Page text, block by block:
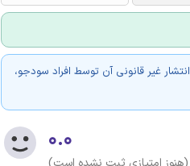
غیر قانونی آن توسط افراد سودجو،
۰.۰